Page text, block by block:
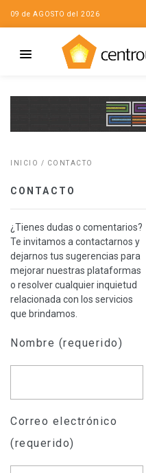
09 de AGOSTO del 2026
INICIO / CONTACTO
CONTACTO
¿Tienes dudas o comentarios?
Te invitamos a contactarnos y
dejarnos tus sugerencias para
mejorar nuestras plataformas
o resolver cualquier inquietud
relacionada con los servicios
que brindamos.
Nombre (requerido)
Correo electrónico
(requerido)